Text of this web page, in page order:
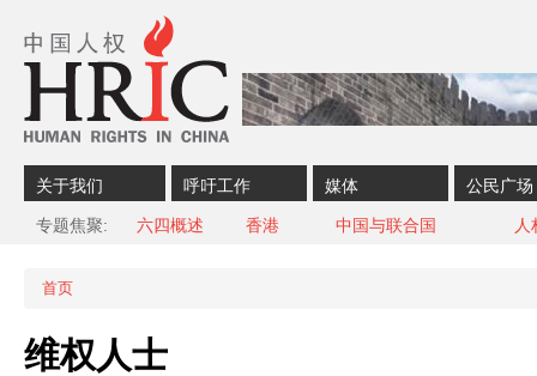
关于我们 呼吁工作 媒体 公民广场
专题焦聚 六四概述 香港 中国与联合国 人
当前位置
首页
维权人士